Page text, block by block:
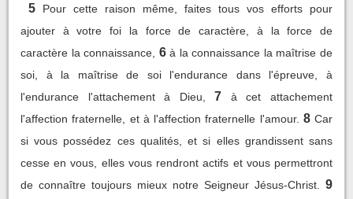
5
Pour cette raison même, faites tous vos efforts pour
ajouter à votre foi la force de caractère, à la force de
caractère la connaissance, 6 à la connaissance la maîtrise de
soi, à la maîtrise de soi l'endurance dans l'épreuve, à
l'endurance l'attachement à Dieu,
7
à cet attachement
l'affection fraternelle, et à l'affection fraternelle l'amour. 8 Car
si vous possédez ces qualités, et si elles grandissent sans
cesse en vous, elles vous rendront actifs et vous permettront
de connaître toujours mieux notre Seigneur Jésus-Christ.
9